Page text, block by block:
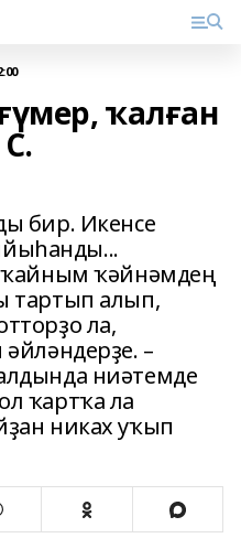
ҡалған
бир. Икенсе
ҡәйнәмдең
тартып алып,
ла,
–
ниәтемде
ҡартҡа ла
никах уҡып